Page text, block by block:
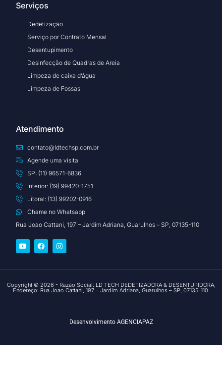
Serviços
Dedetização
Serviço por Contrato Mensal
Desentupimento
Desinfecção de Quadras de Areia
Limpeza de caixa d’água
Limpeza de Fossas
Atendimento
contato@ldtechsp.com.br
Agende uma visita
SP: (11) 96571-6836
interior: (19) 99420-1751
Litoral: (13) 99202-0916
Chame no Whatsapp
Rua Joao Cattani, 197 – Jardim Adriana, Guarulhos – SP, 07135-110
Copyright © 2026 - Razão Social: LD TECH DEDETIZADORA & DESENTUPIDORA,
Endereço: Rua Joao Cattani, 197 – Jardim Adriana, Guarulhos – SP, 07135-110.
Desenvolvimento AGENCIAPAZ